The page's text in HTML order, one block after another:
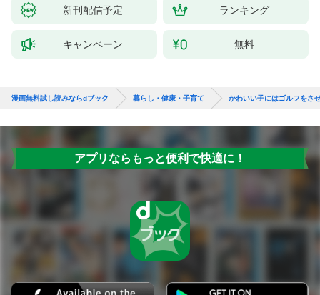
新刊配信予定 ランキング
キャンペーン 無料
漫画無料試し読みならdブック 暮らし・健康・子育て かわいい子にはゴルフをさ
アプリならもっと便利で快適に！